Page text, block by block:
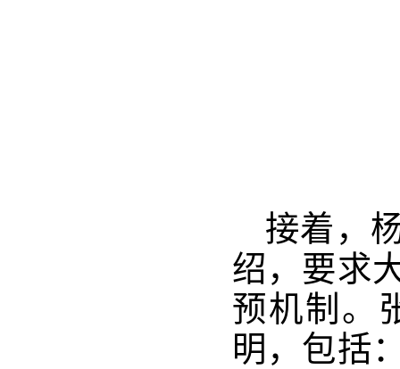
接着，
绍，要求
预机制。
明，包括